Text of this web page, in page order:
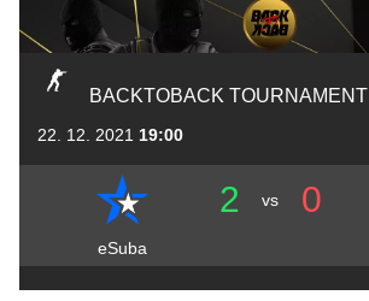
BACKTOBACK TOURNAMENT
22. 12. 2021 19:00
2 vs 0
eSuba